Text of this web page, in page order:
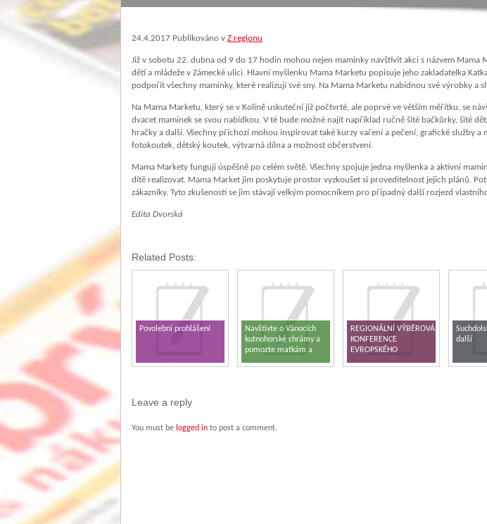
24.4.2017 Publikováno v Z regionu
Již v sobotu 22. dubna od 9 do 17 hodin mohou nejen maminky navštívit akci s názvem Mama
dětí a mládeže v Zámecké ulici. Hlavní myšlenku Mama Marketu popisuje jeho zakladatelka
podpořit všechny maminky, které realizují své sny. Na Mama Marketu nabídnou své výrobky a
Na Mama Marketu, který se v Kolíně uskuteční již počtvrté, ale poprvé ve větším měřítku, se
dvacet maminek se svou nabídkou. V té bude možné najít například ručně šité bačkůrky, šité
hračky a další. Všechny příchozí mohou inspirovat také kurzy vaření a pečení, grafické služby
fotokoutek, dětský koutek, výtvarná dílna a možnost občerstvení.
Mama Markety fungují úspěšně po celém světě. Všechny spojuje jedna myšlenka a aktivní
dítě realizovat. Mama Market jim poskytuje prostor vyzkoušet si proveditelnost jejich plánů.
zákazníky. Tyto zkušenosti se jim stávají velkým pomocníkem pro případný další rozjezd
Edita Dvorská
Related Posts:
Povolební prohlášení
Navštivte o Vánocích
kutnohorské chrámy a
pomozte matkám a
REGIONÁLNÍ VÝBĚROVÁ
KONFERENCE
EVROPSKÉHO
další
Leave a reply
You must be logged in to post a comment.